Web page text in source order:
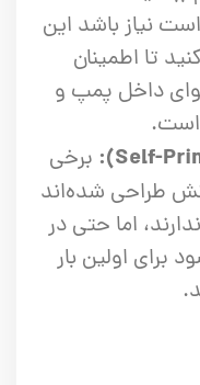
نیاز باشد این
تا اطمینان
داخل پمپ و
برخی
طراحی شده‌اند
اما حتی در
برای اولین بار